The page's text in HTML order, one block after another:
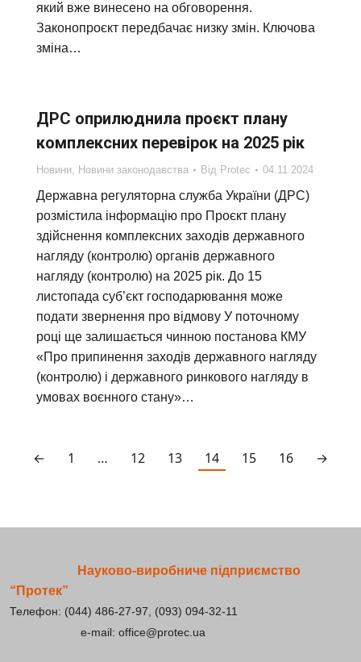
який вже винесено на обговорення.
Законопроєкт передбачає низку змін. Ключова
зміна…
ДРС оприлюднила проєкт плану
комплексних перевірок на 2025 рік
Новини, Новини законодавства Від Protec 04.11.2024
Державна регуляторна служба України (ДРС)
розмістила інформацію про Проєкт плану
здійснення комплексних заходів державного
нагляду (контролю) органів державного
нагляду (контролю) на 2025 рік. До 15
листопада суб’єкт господарювання може
подати звернення про відмову У поточному
році ще залишається чинною постанова КМУ
«Про припинення заходів державного нагляду
(контролю) і державного ринкового нагляду в
умовах воєнного стану»…
← 1 … 12 13 14 15 16 →
Науково-виробниче підприємство
“Протек”
Телефон: (044) 486-27-97, (093) 094-32-11
e-mail: office@protec.ua